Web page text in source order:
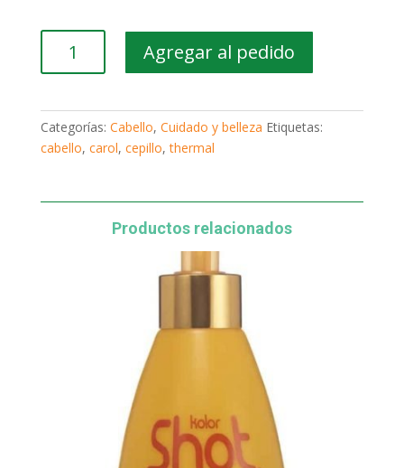
ceramic
Carol
cantidad
Agregar al pedido
Categorías: Cabello, Cuidado y belleza Etiquetas:
cabello, carol, cepillo,thermal
Productos relacionados